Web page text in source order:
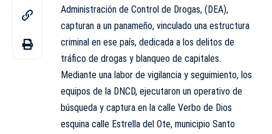
Administración de Control de Drogas, (DEA),
capturan a un panameño, vinculado una estructura
criminal en ese país, dedicada a los delitos de
tráfico de drogas y blanqueo de capitales.
Mediante una labor de vigilancia y seguimiento, los
equipos de la DNCD, ejecutaron un operativo de
búsqueda y captura en la calle Verbo de Dios
esquina calle Estrella del Ote, municipio Santo